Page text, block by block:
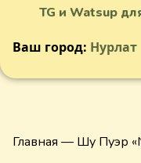
TG и Watsup
Ваш город: Нурлат
Главная — Шу Пуэр